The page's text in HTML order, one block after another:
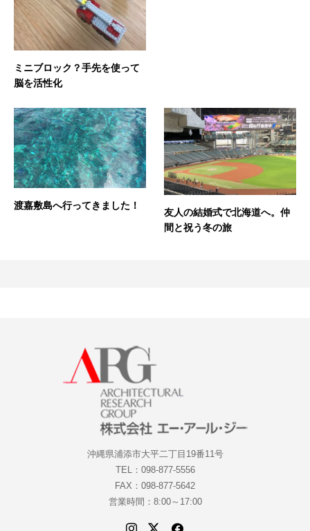
ミニブロック？手先を使って
脳を活性化
渡嘉敷島へ行ってきました！
友人の結婚式で北海道へ。仲
間と祝う冬の旅
沖縄県浦添市大平二丁目19番11号
TEL：098-877-5556
FAX：098-877-5642
営業時間：8:00～17:00